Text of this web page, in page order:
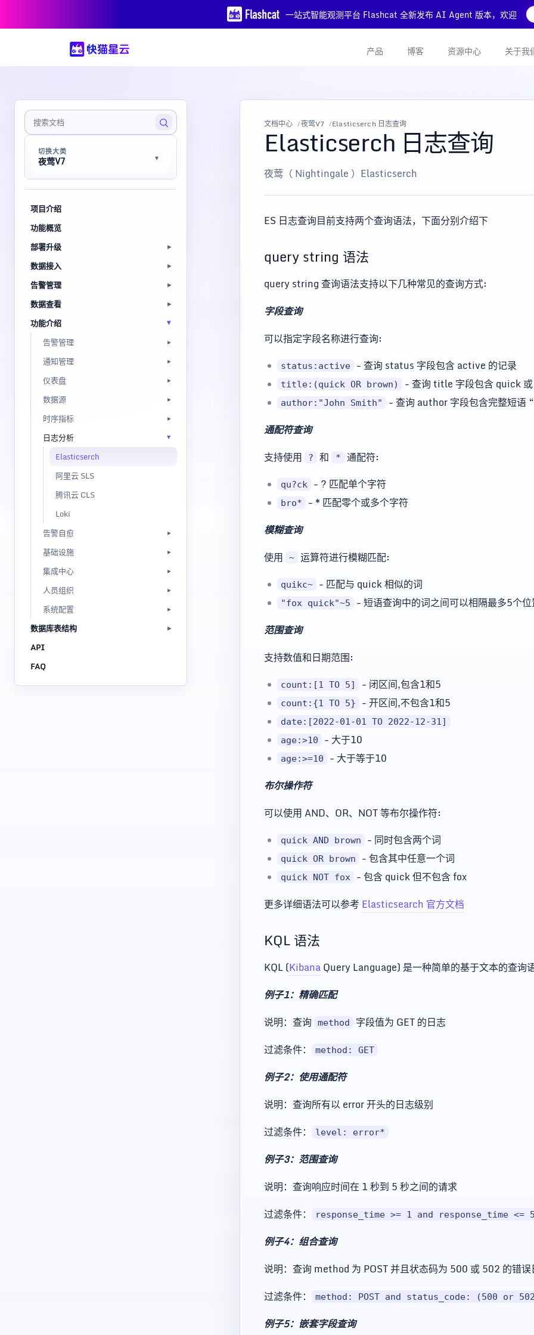
一站式智能观测平台 Flashcat 全新发布 AI Agent 版本，欢迎
产品 博客 资源中心 关于我
切换大类
夜莺V7
项目介绍
功能概览
部署升级
数据接入
告警管理
数据查看
功能介绍
告警管理
通知管理
仪表盘
数据源
时序指标
日志分析
Elasticserch
阿里云 SLS
腾讯云 CLS
Loki
告警自愈
基础设施
集成中心
人员组织
系统配置
数据库表结构
API
FAQ
文档中心 夜莺V7 Elasticserch 日志查询
Elasticserch 日志查询
夜莺（ Nightingale ）Elasticserch
ES 日志查询目前支持两个查询语法，下面分别介绍下
query string 语法
query string 查询语法支持以下几种常见的查询方式:
字段查询
可以指定字段名称进行查询:
status:active - 查询 status 字段包含 active 的记录
title:(quick OR brown) - 查询 title 字段包含 quick
author:"John Smith"
- 查询 author 字段包含完整短语
通配符查询
支持使用
? 和 * 通配符:
qu?ck - ? 匹配单个字符
bro*
- * 匹配零个或多个字符
模糊查询
使用
~ 运算符进行模糊匹配:
quikc~ - 匹配与 quick 相似的词
"fox quick"~5
- 短语查询中的词之间可以相隔最多5个
范围查询
支持数值和日期范围:
count:[1 TO 5] - 闭区间,包含1和5
count:{1 TO 5} - 开区间,不包含1和5
date:[2022-01-01 TO 2022-12-31]
age:>10
- 大于10
age:>=10
- 大于等于10
布尔操作符
可以使用 AND、OR、NOT 等布尔操作符:
quick AND brown - 同时包含两个词
quick OR brown - 包含其中任意一个词
quick NOT fox
- 包含 quick 但不包含 fox
更多详细语法可以参考 Elasticsearch 官方文档
KQL 语法
KQL (KibanaQuery Language) 是一种简单的基于文本的查询
例子1：精确匹配
说明：查询
method
字段值为 GET 的日志
过滤条件：
method: GET
例子2：使用通配符
说明：查询所有以 error 开头的日志级别
过滤条件：
level: error*
例子3：范围查询
说明：查询响应时间在 1 秒到 5 秒之间的请求
过滤条件：
response_time >= 1 and response_time <=
例子4：组合查询
说明：查询 method 为 POST 并且状态码为 500 或 502 的错误
过滤条件：
method: POST and status_code: (500 or
例子5：嵌套字段查询